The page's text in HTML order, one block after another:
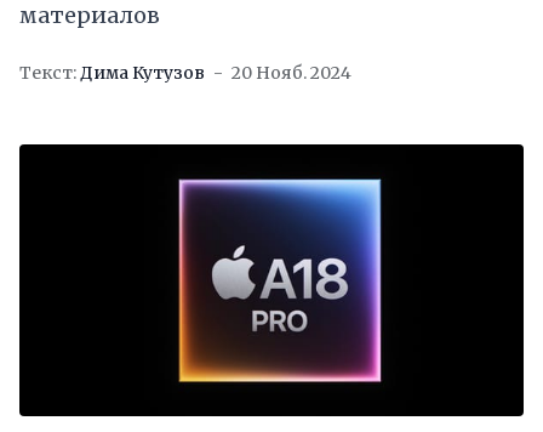
материалов
Текст:Дима Кутузов 20 Нояб. 2024